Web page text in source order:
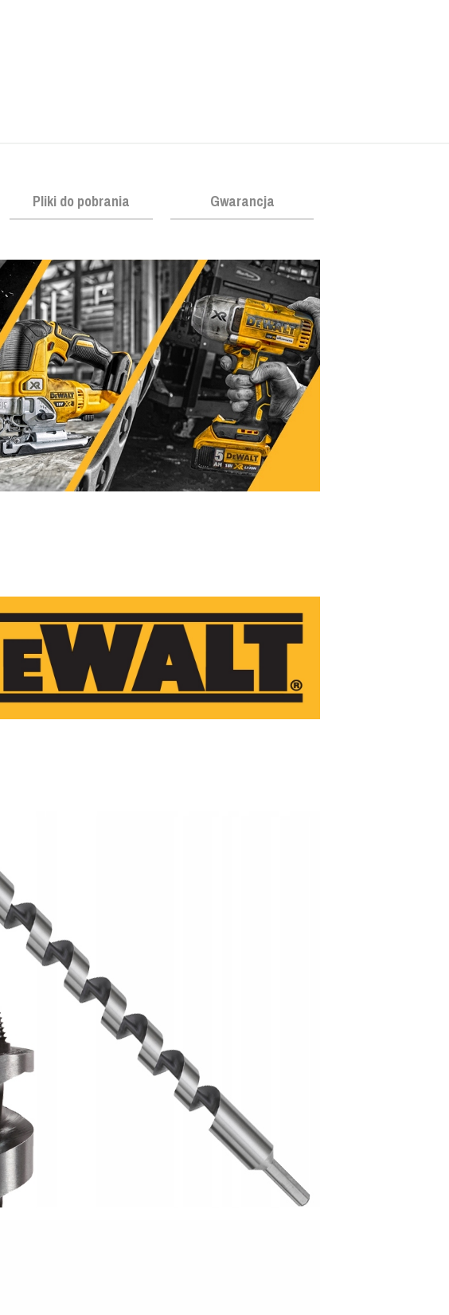
Pliki do pobrania Gwarancja